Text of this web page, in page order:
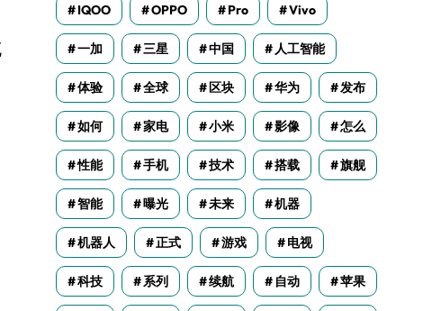
IQOO OPPO Pro Vivo
一加 三星 中国 人工智能
体验 全球 区块 华为 发布
如何 家电 小米 影像 怎么
性能 手机 技术 搭载 旗舰
智能 曝光 未来 机器
机器人 正式 游戏 电视
科技 系列 续航 自动 苹果